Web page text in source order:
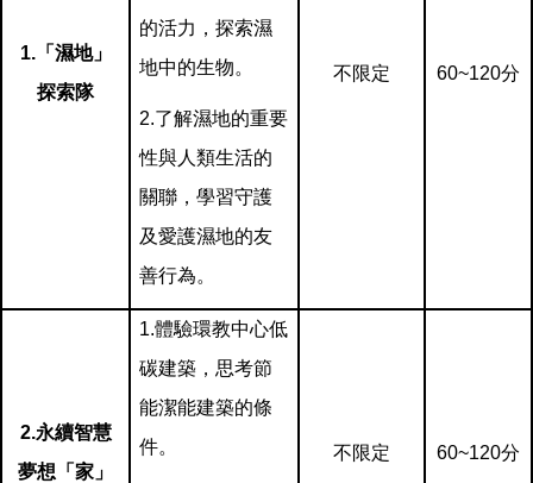
1.「濕地」
探索隊
的活力，探索濕
地中的生物。
2.了解濕地的重要
性與人類生活的
關聯，學習守護
及愛護濕地的友
善行為。
不限定 60~120分
2.永續智慧
夢想「家」
1.體驗環教中心低
碳建築，思考節
能潔能建築的條
件。
不限定 60~120分